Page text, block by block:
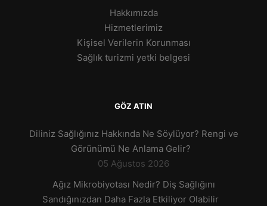
Hakkımızda
Hizmetlerimiz
Kişisel Verilerin Korunması
Sağlık turizmi yetki belgesi
GÖZ ATIN
Diliniz Sağlığınız Hakkında Ne Söylüyor? Rengi ve
Görünümü Ne Anlama Gelir?
05 Ağustos 2026
Ağız Mikrobiyotası Nedir? Diş Sağlığını
Sandığınızdan Daha Fazla Etkiliyor Olabilir